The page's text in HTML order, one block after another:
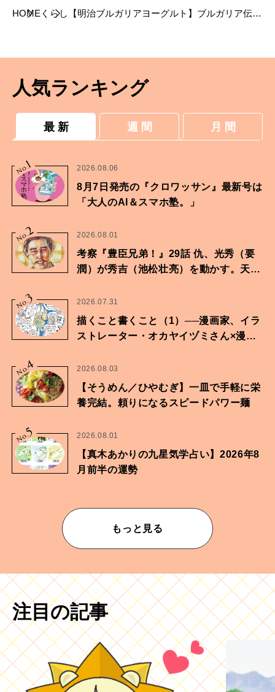
HOME くらし
【明治ブルガリアヨーグルト】ブルガリア伝統
人気ランキング
最 新 週 間 月 間
No.
1 2026.08.06
8月7日発売の『クロワッサン』最新号は
「大人のAI＆スマホ塾。」
No.2 2026.08.01
考察『豊臣兄弟！』29話 仇、光秀（要
潤）が秀吉（池松壮亮）を動かす。天下
No.
3 2026.07.31
描くこと書くこと（1）──漫画家、イラ
ストレーター・オカヤイヅミさん×漫画
No.
4 2026.08.03
【そうめん／ひやむぎ】一皿で手軽に栄
養完結。頼りになるスピードパワー麺
No.
5 2026.08.01
【真木あかりの九星気学占い】2026年8
月前半の運勢
もっと見る
注目の記事